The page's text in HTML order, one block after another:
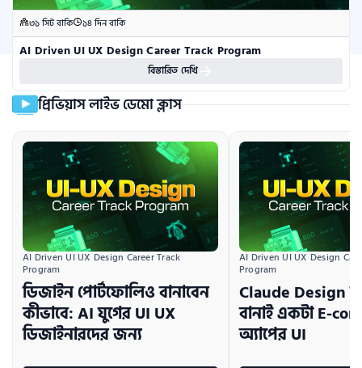
৩১ সিট বাকি ১৪ দিন বাকি
AI Driven UI UX Design Career Track Program
বিস্তারিত দেখি
প্রিভিয়াস লাইভ ডেমো ক্লাস
AI Driven UI UX Design Career Track
Program
ডিজাইন পোর্টফোলিও বানাবেন
কীভাবে: AI যুগের UI UX
ডিজাইনারদের জন্য
AI Driven UI UX Design
Program
Claude Design
বানাই একটা E-
অ্যাপের UI